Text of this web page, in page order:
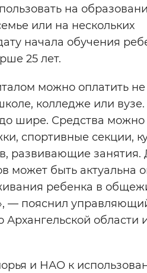
на
или на нескольких
начала обучения
25 лет.
можно оплатить не
колледже или вузе.
шире. Средства можно
спортивные секции,
развивающие занятия.
может быть актуальна
ребенка в
— пояснил
области
и НАО к